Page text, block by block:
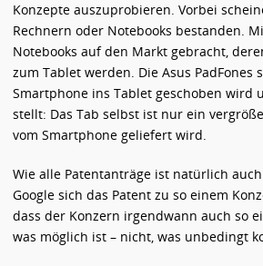
Konzepte auszuprobieren. Vorbei
Rechnern oder Notebooks bestanden.
Notebooks auf den Markt gebracht,
zum Tablet werden. Die Asus
Smartphone ins Tablet geschoben wird
stellt: Das Tab selbst ist nur ein
vom Smartphone geliefert wird.
Wie alle Patentanträge ist natürlich
Google sich das Patent zu so einem
dass der Konzern irgendwann auch so
was möglich ist – nicht, was unbedingt